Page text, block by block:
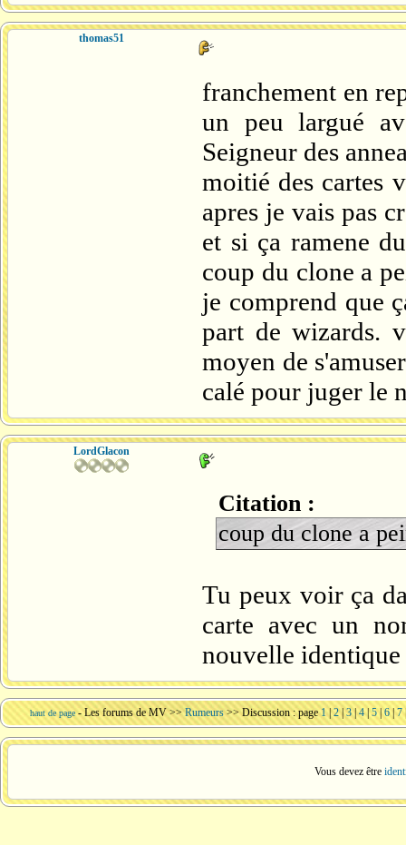
thomas51
franchement en
un peu largué
Seigneur des
moitié des cartes
apres je vais pas
et si ça ramene
coup du clone a
je comprend que
part de wizards.
moyen de
calé pour juger le
LordGlacon
Citation :
coup du clone a
Tu peux voir ça
carte avec un
nouvelle
haut de page -Les forums de MV>>Rumeurs >> Discussion : page1|2|3 |4 |5|6 |7
Vous devez être